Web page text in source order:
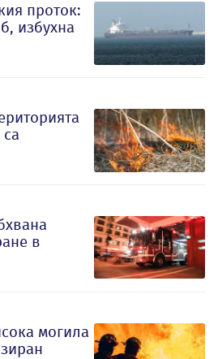
проток:
избухна
в
могила